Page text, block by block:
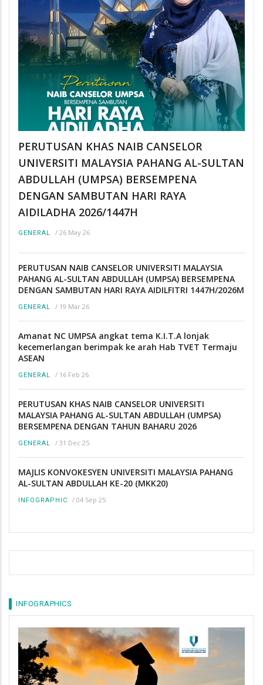
PERUTUSAN KHAS NAIB CANSELOR
UNIVERSITI MALAYSIA PAHANG AL-SULTAN
ABDULLAH (UMPSA) BERSEMPENA
DENGAN SAMBUTAN HARI RAYA
AIDILADHA 2026/1447H
GENERAL / 26 May 26
PERUTUSAN NAIB CANSELOR UNIVERSITI MALAYSIA
PAHANG AL-SULTAN ABDULLAH (UMPSA) BERSEMPENA
DENGAN SAMBUTAN HARI RAYA AIDILFITRI 1447H/2026M
GENERAL / 19 Mar 26
Amanat NC UMPSA angkat tema K.I.T.A lonjak
kecemerlangan berimpak ke arah Hab TVET Termaju
ASEAN
GENERAL / 16 Feb 26
PERUTUSAN KHAS NAIB CANSELOR UNIVERSITI
MALAYSIA PAHANG AL-SULTAN ABDULLAH (UMPSA)
BERSEMPENA DENGAN TAHUN BAHARU 2026
GENERAL / 31 Dec 25
MAJLIS KONVOKESYEN UNIVERSITI MALAYSIA PAHANG
AL-SULTAN ABDULLAH KE-20 (MKK20)
INFOGRAPHIC / 04 Sep 25
INFOGRAPHICS